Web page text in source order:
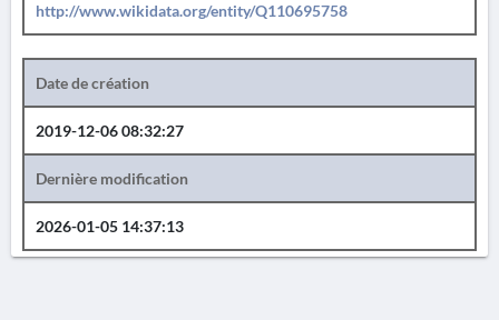
http://www.wikidata.org/entity/Q110695758
Date de création
2019-12-06 08:32:27
Dernière modification
2026-01-05 14:37:13